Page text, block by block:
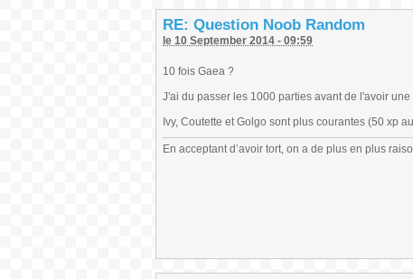
RE: Question Noob Random
le 10 September 2014 - 09:59
10 fois Gaea ?
J'ai du passer les 1000 parties avant de l'avoir une
Ivy, Coutette et Golgo sont plus courantes (50 xp
En acceptant d’avoir tort, on a de plus en plus